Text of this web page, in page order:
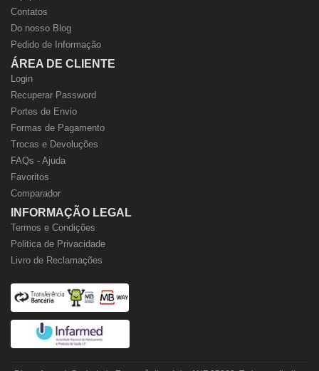
Contatos
Do nosso Blog
Pedido de Informação
ÁREA DE CLIENTE
Login
Recuperar Password
Portes de Envio
Formas de Pagamento
Trocas e Devoluções
FAQs - Ajuda
Favoritos
Comparador
INFORMAÇÃO LEGAL
Termos e Condições
Politica de Privacidade
Livro de Reclamações